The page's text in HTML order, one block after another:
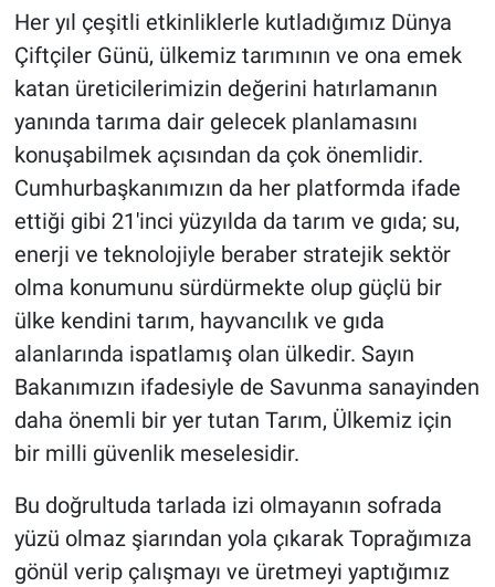
Her yıl çeşitli etkinliklerle kutladığımız Dünya
Çiftçiler Günü, ülkemiz tarımının ve ona emek
katan üreticilerimizin değerini hatırlamanın
yanında tarıma dair gelecek planlamasını
konuşabilmek açısından da çok önemlidir.
Cumhurbaşkanımızın da her platformda ifade
ettiği gibi 21'inci yüzyılda da tarım ve gıda; su,
enerji ve teknolojiyle beraber stratejik sektör
olma konumunu sürdürmekte olup güçlü bir
ülke kendini tarım, hayvancılık ve gıda
alanlarında ispatlamış olan ülkedir. Sayın
Bakanımızın ifadesiyle de Savunma sanayinden
daha önemli bir yer tutan Tarım, Ülkemiz için
bir milli güvenlik meselesidir.
Bu doğrultuda tarlada izi olmayanın sofrada
yüzü olmaz şiarından yola çıkarak Toprağımıza
gönül verip çalışmayı ve üretmeyi yaptığımız